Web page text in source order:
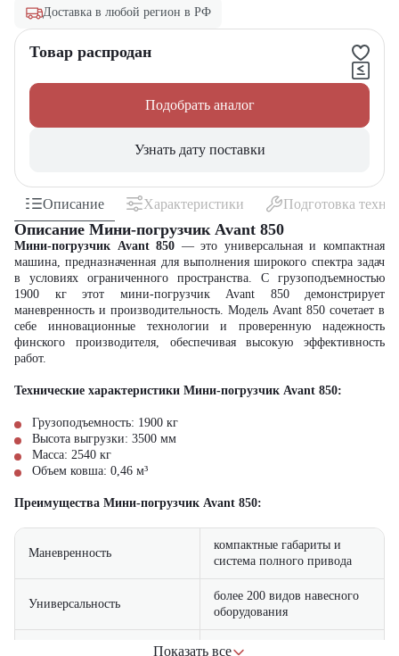
Доставка в любой регион в РФ
Товар распродан
Подобрать аналог
Узнать дату поставки
Описание Характеристики Подготовка
Описание Мини-погрузчик Avant 850
Мини-погрузчик Avant 850 — это универсальная и компактная
машина, предназначенная для выполнения широкого спектра задач
в условиях ограниченного пространства. С грузоподъемностью
1900 кг этот мини-погрузчик Avant 850 демонстрирует
маневренность и производительность. Модель Avant 850 сочетает в
себе инновационные технологии и проверенную надежность
финского производителя, обеспечивая высокую эффективность
работ.
Технические характеристики Мини-погрузчик Avant 850:
Грузоподъемность: 1900 кг
Высота выгрузки: 3500 мм
Масса: 2540 кг
Объем ковша: 0,46 м³
Преимущества Мини-погрузчик Avant 850:
Маневренность
компактные габариты и
система полного привода
Универсальность
более 200 видов навесного
оборудования
качественные компоненты и
Показать все